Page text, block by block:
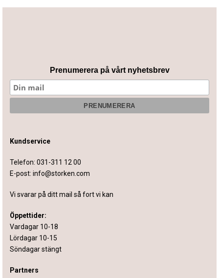
Prenumerera på vårt nyhetsbrev
Kundservice
Telefon: 031-311 12 00
E-post: info@storken.com
Vi svarar på ditt mail så fort vi kan
Öppettider:
Vardagar 10-18
Lördagar 10-15
Söndagar stängt
Partners